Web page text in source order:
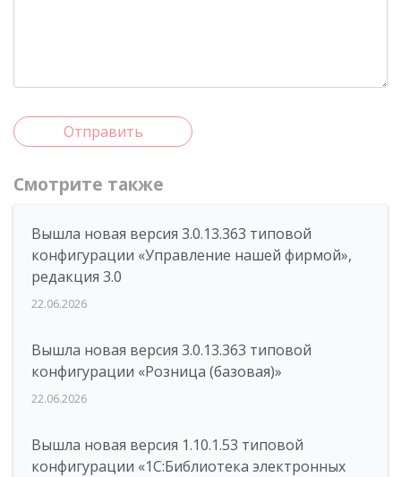
Отправить
Смотрите также
Вышла новая версия 3.0.13.363 типовой
конфигурации «Управление нашей фирмой»,
редакция 3.0
22.06.2026
Вышла новая версия 3.0.13.363 типовой
конфигурации «Розница (базовая)»
22.06.2026
Вышла новая версия 1.10.1.53 типовой
конфигурации «1С:Библиотека электронных